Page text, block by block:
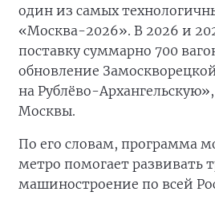
один из самых
«Москва-2026». В 2026 и
поставку суммарно 700
обновление
на Рублёво-
Москвы.
По его словам, программа
метро помогает развивать
машиностроение по всей